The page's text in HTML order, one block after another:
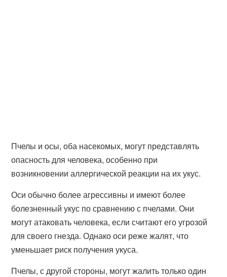
Пчелы и осы, оба насекомых, могут представлять
опасность для человека, особенно при
возникновении аллергической реакции на их укус.
Оси обычно более агрессивны и имеют более
болезненный укус по сравнению с пчелами. Они
могут атаковать человека, если считают его угрозой
для своего гнезда. Однако оси реже жалят, что
уменьшает риск получения укуса.
Пчелы, с другой стороны, могут жалить только один